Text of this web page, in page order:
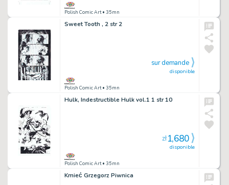
Polish Comic Art• 35mn
Sweet Tooth , 2 str 2
Polish Comic Art• 35mn
disponible
sur demande
Hulk, Indestructible Hulk vol.1 1 str 10
Polish Comic Art• 35mn
disponible
zł1,680
Kmieć Grzegorz Piwnica